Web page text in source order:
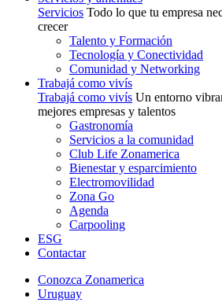
Servicios Todo lo que tu empresa
crecer
Talento y Formación
Tecnología y Conectividad
Comunidad y Networking
Trabajá como vivís
Trabajá como vivís Un entorno
mejores empresas y talentos
Gastronomía
Servicios a la comunidad
Club Life Zonamerica
Bienestar y esparcimiento
Electromovilidad
Zona Go
Agenda
Carpooling
ESG
Contactar
Conozca Zonamerica
Uruguay